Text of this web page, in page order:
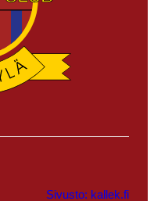
Sivusto: kallek.fi